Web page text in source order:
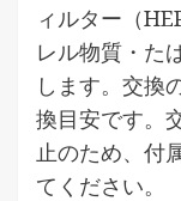
ィルター（
レル物質・た
します。交換
換目安です。
止のため、付
てください。